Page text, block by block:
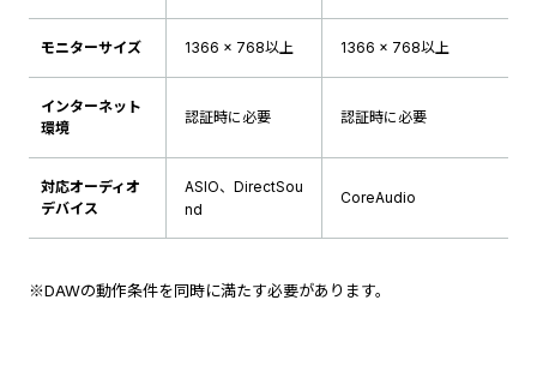
モニターサイズ 1366 × 768以上 1366 × 768以上
インターネット
環境
認証時に必要 認証時に必要
対応オーディオ
デバイス
ASIO、DirectSou
nd
CoreAudio
※DAWの動作条件を同時に満たす必要があります。